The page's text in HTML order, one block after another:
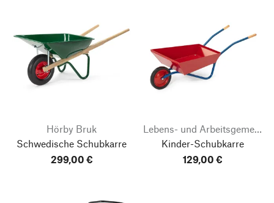
Hörby Bruk
Schwedische Schubkarre
299,00 €
Lebens- und Arbeitsgemeinschaft Lautenbach
Kinder-Schubkarre
129,00 €